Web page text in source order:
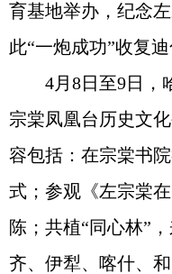
育基地举办，纪念
此“一炮成功”收复
4月8日至9日，
宗棠凤凰台历史文
容包括：在宗棠书
式；参观《左宗棠
陈；共植“同心林”
齐、伊犁、喀什、